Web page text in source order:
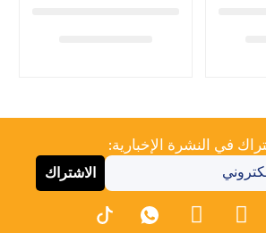
في النشرة الإخبارية:
الاشتراك